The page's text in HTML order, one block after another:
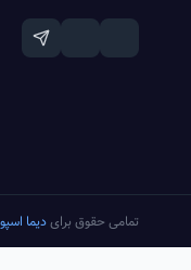
تمامی حقوق برایدیما